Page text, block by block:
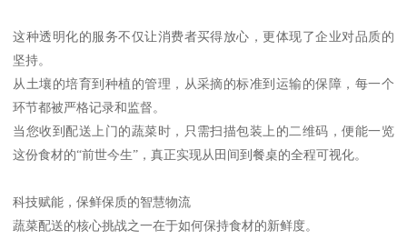
这种透明化的服务不仅让消费者买得放心，更体现了企业对品质的
坚持。
从土壤的培育到种植的管理，从采摘的标准到运输的保障，每一个
环节都被严格记录和监督。
当您收到配送上门的蔬菜时，只需扫描包装上的二维码，便能一览
这份食材的“前世今生”，真正实现从田间到餐桌的全程可视化。
科技赋能，保鲜保质的智慧物流
蔬菜配送的核心挑战之一在于如何保持食材的新鲜度。